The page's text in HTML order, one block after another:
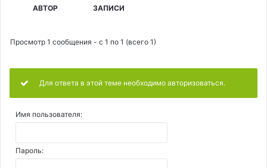
АВТОР ЗАПИСИ
Просмотр 1 сообщения - с 1 по 1 (всего 1)
Для ответа в этой теме необходимо авторизоваться.
Имя пользователя:
Пароль: